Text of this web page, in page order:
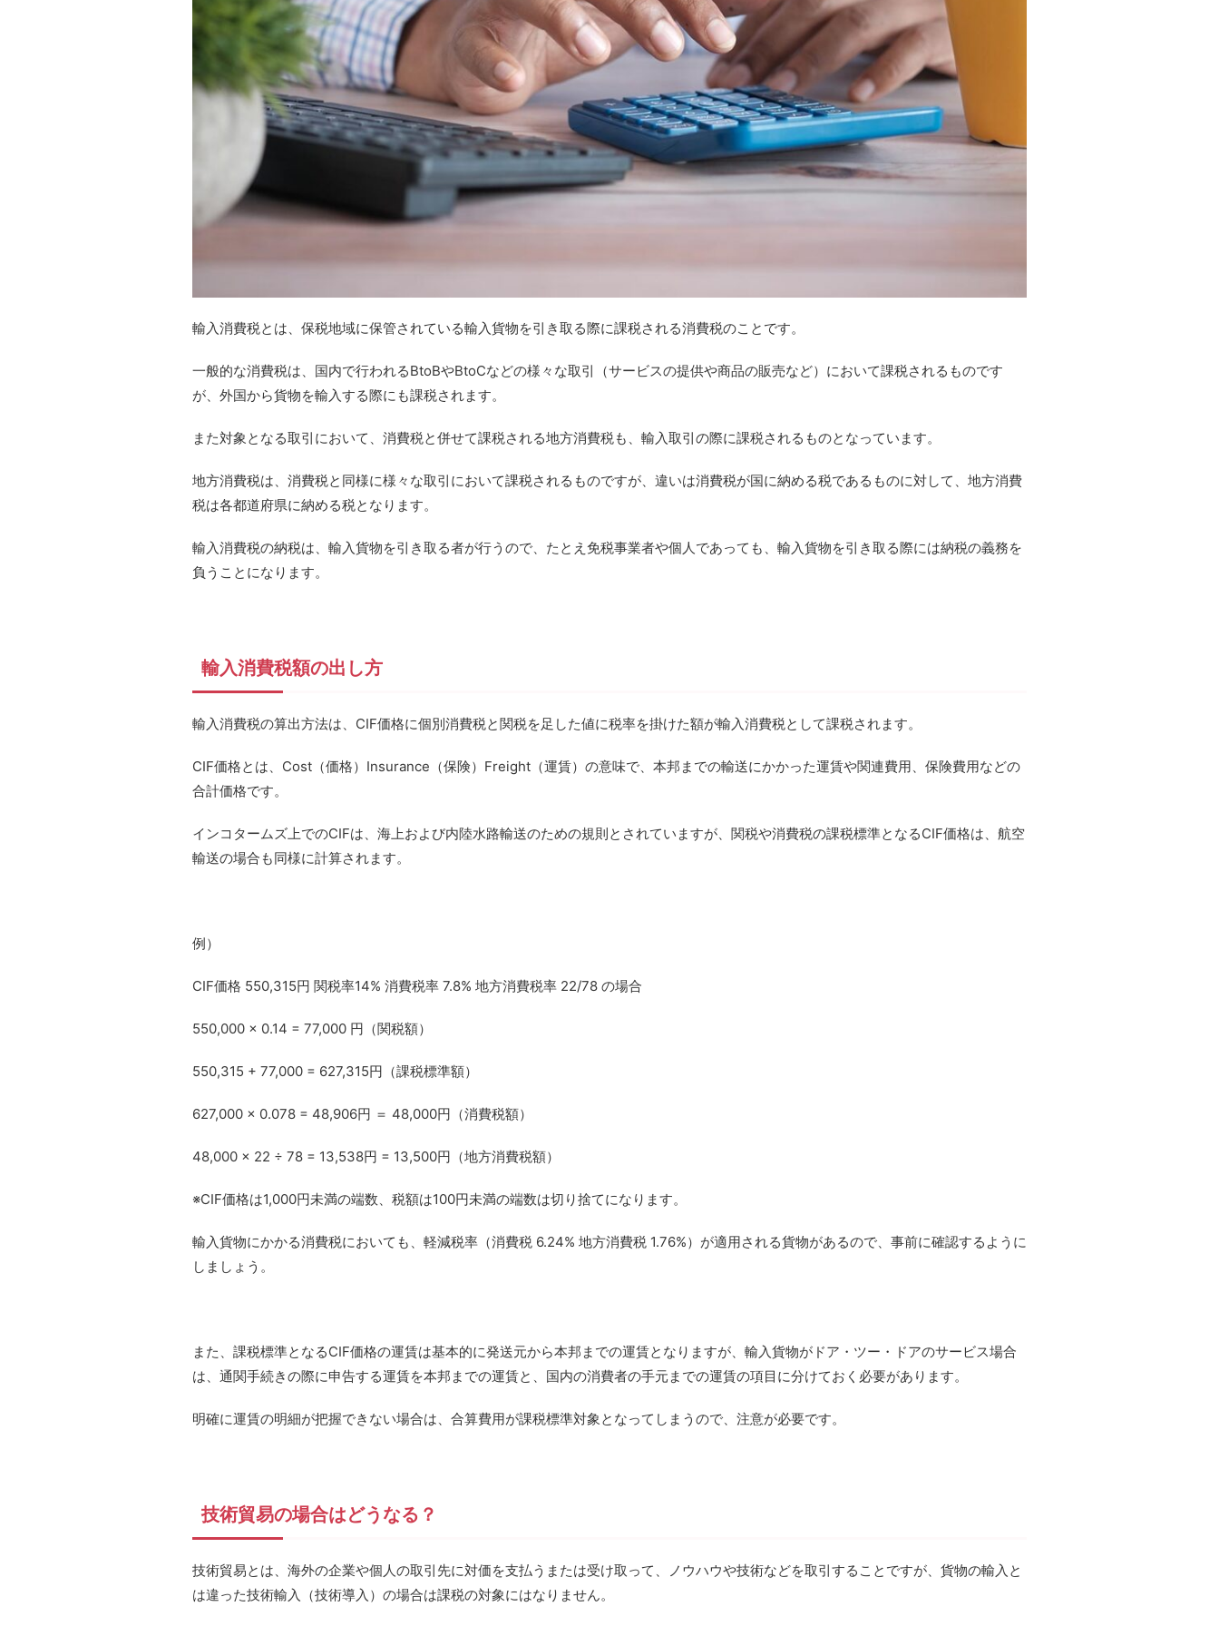
輸入消費税とは、保税地域に保管されている輸入貨物を引き取る際に課税される消費税のことです。
一般的な消費税は、国内で行われるBtoBやBtoCなどの様々な取引（サービスの提供や商品の販売など）において課税されるものです
が、外国から貨物を輸入する際にも課税されます。
また対象となる取引において、消費税と併せて課税される地方消費税も、輸入取引の際に課税されるものとなっています。
地方消費税は、消費税と同様に様々な取引において課税されるものですが、違いは消費税が国に納める税であるものに対して、地方消費
税は各都道府県に納める税となります。
輸入消費税の納税は、輸入貨物を引き取る者が行うので、たとえ免税事業者や個人であっても、輸入貨物を引き取る際には納税の義務を
負うことになります。
輸入消費税額の出し方
輸入消費税の算出方法は、CIF価格に個別消費税と関税を足した値に税率を掛けた額が輸入消費税として課税されます。
CIF価格とは、Cost（価格）Insurance（保険）Freight（運賃）の意味で、本邦までの輸送にかかった運賃や関連費用、保険費用などの
合計価格です。
インコタームズ上でのCIFは、海上および内陸水路輸送のための規則とされていますが、関税や消費税の課税標準となるCIF価格は、航空
輸送の場合も同様に計算されます。
例）
CIF価格 550,315円 関税率14% 消費税率 7.8% 地方消費税率 22/78 の場合
550,000 × 0.14 = 77,000 円（関税額）
550,315 + 77,000 = 627,315円（課税標準額）
627,000 × 0.078 = 48,906円 ＝ 48,000円（消費税額）
48,000 × 22 ÷ 78 = 13,538円 = 13,500円（地方消費税額）
※CIF価格は1,000円未満の端数、税額は100円未満の端数は切り捨てになります。
輸入貨物にかかる消費税においても、軽減税率（消費税 6.24% 地方消費税 1.76%）が適用される貨物があるので、事前に確認するように
しましょう。
また、課税標準となるCIF価格の運賃は基本的に発送元から本邦までの運賃となりますが、輸入貨物がドア・ツー・ドアのサービス場合
は、通関手続きの際に申告する運賃を本邦までの運賃と、国内の消費者の手元までの運賃の項目に分けておく必要があります。
明確に運賃の明細が把握できない場合は、合算費用が課税標準対象となってしまうので、注意が必要です。
技術貿易の場合はどうなる？
技術貿易とは、海外の企業や個人の取引先に対価を支払うまたは受け取って、ノウハウや技術などを取引することですが、貨物の輸入と
は違った技術輸入（技術導入）の場合は課税の対象にはなりません。